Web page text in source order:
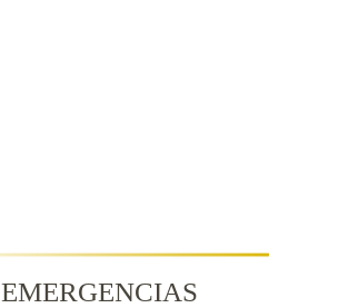
EMERGENCIAS